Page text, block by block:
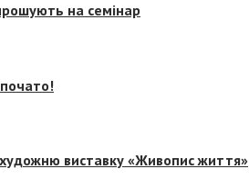
на семінар
виставку «Живопис життя»